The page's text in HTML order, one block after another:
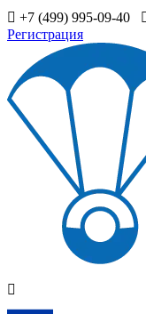
+7 (499) 995-09-40
Регистрация